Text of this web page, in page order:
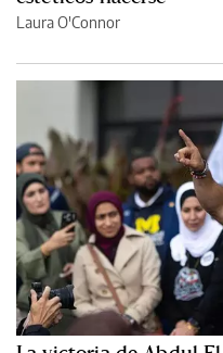
Laura O'Connor